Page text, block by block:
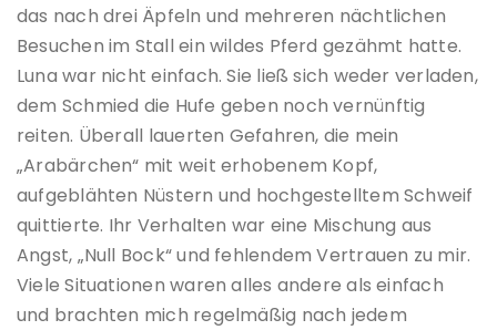
das nach drei Äpfeln und mehreren nächtlichen
Besuchen im Stall ein wildes Pferd gezähmt hatte.
Luna war nicht einfach. Sie ließ sich weder verladen,
dem Schmied die Hufe geben noch vernünftig
reiten. Überall lauerten Gefahren, die mein
„Arabärchen“ mit weit erhobenem Kopf,
aufgeblähten Nüstern und hochgestelltem Schweif
quittierte. Ihr Verhalten war eine Mischung aus
Angst, „Null Bock“ und fehlendem Vertrauen zu mir.
Viele Situationen waren alles andere als einfach
und brachten mich regelmäßig nach jedem